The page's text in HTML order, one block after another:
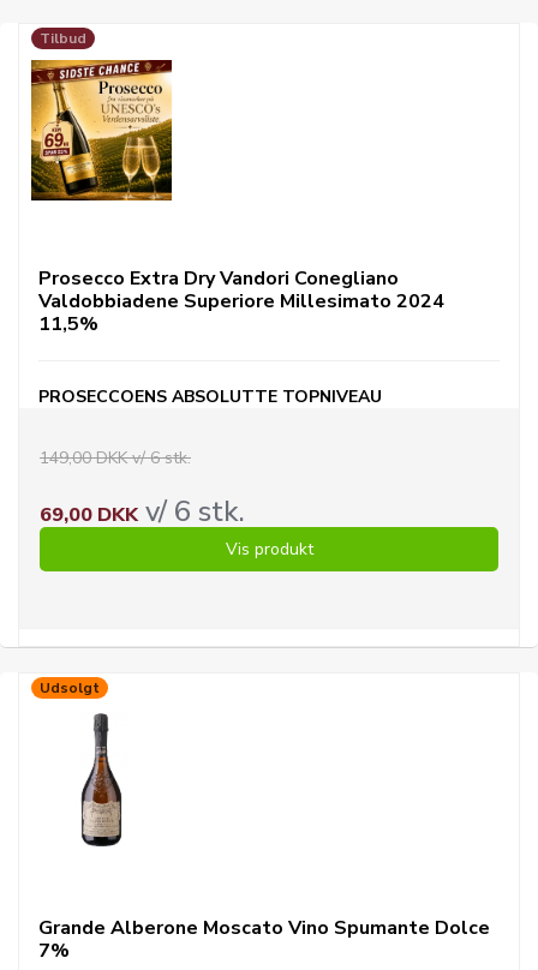
Tilbud
Prosecco Extra Dry Vandori Conegliano
Valdobbiadene Superiore Millesimato 2024
11,5%
PROSECCOENS ABSOLUTTE TOPNIVEAU
149,00 DKK v/ 6 stk.
69,00 DKKv/ 6 stk.
Vis produkt
Udsolgt
Grande Alberone Moscato Vino Spumante Dolce
7%